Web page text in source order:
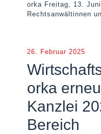
orka Freitag, 13.
Rechtsanwältinnen
26. Februar 2025
orka
Kanzlei
Bereich